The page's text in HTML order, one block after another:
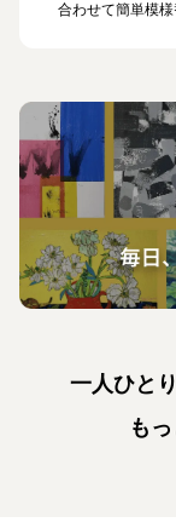
合わせて簡単模様
一人ひと
も